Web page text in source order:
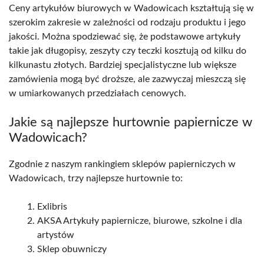
Ceny artykułów biurowych w Wadowicach kształtują się w
szerokim zakresie w zależności od rodzaju produktu i jego
jakości. Można spodziewać się, że podstawowe artykuły
takie jak długopisy, zeszyty czy teczki kosztują od kilku do
kilkunastu złotych. Bardziej specjalistyczne lub większe
zamówienia mogą być droższe, ale zazwyczaj mieszczą się
w umiarkowanych przedziałach cenowych.
Jakie są najlepsze hurtownie papiernicze w
Wadowicach?
Zgodnie z naszym rankingiem sklepów papierniczych w
Wadowicach, trzy najlepsze hurtownie to:
Exlibris
AKSA Artykuły papiernicze, biurowe, szkolne i dla
artystów
Sklep obuwniczy